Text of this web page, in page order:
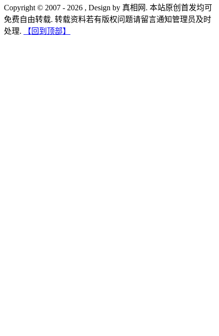
Copyright © 2007 - 2026 , Design by 真相网. 本站原创首发均可
免费自由转载. 转载资料若有版权问题请留言通知管理员及时
处理.
【回到顶部】